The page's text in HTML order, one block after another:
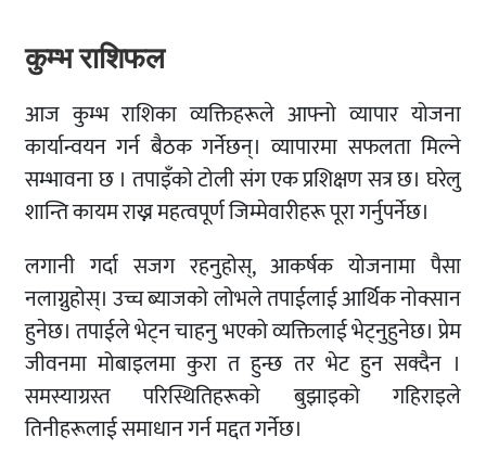
कुम्भ राशिफल
आज कुम्भ राशिका व्यक्तिहरूले आफ्नो व्यापार योजना
कार्यान्वयन गर्न बैठक गर्नेछन्। व्यापारमा सफलता मिल्ने
सम्भावना छ । तपाइँको टोली संग एक प्रशिक्षण सत्र छ। घरेलु
शान्ति कायम राख्न महत्वपूर्ण जिम्मेवारीहरू पूरा गर्नुपर्नेछ।
लगानी गर्दा सजग रहनुहोस्, आकर्षक योजनामा ​​पैसा
नलाग्नुहोस्। उच्च ब्याजको लोभले तपाईलाई आर्थिक नोक्सान
हुनेछ। तपाईले भेट्न चाहनु भएको व्यक्तिलाई भेट्नुहुनेछ। प्रेम
जीवनमा मोबाइलमा कुरा त हुन्छ तर भेट हुन सक्दैन ।
समस्याग्रस्त परिस्थितिहरूको बुझाइको गहिराइले
तिनीहरूलाई समाधान गर्न मद्दत गर्नेछ।